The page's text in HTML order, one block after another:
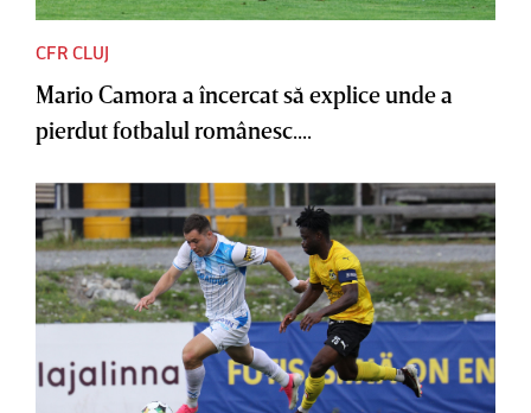
CFR CLUJ
Mario Camora a încercat să explice unde a
pierdut fotbalul românesc....